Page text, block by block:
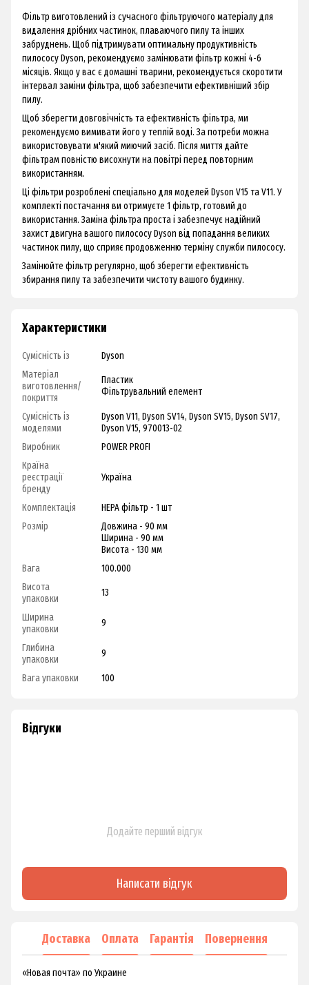
Фільтр виготовлений із сучасного фільтруючого матеріалу для
видалення дрібних частинок, плаваючого пилу та інших
забруднень. Щоб підтримувати оптимальну продуктивність
пилососу Dyson, рекомендуємо замінювати фільтр кожні 4-6
місяців. Якщо у вас є домашні тварини, рекомендується скоротити
інтервал заміни фільтра, щоб забезпечити ефективніший збір
пилу.
Щоб зберегти довговічність та ефективність фільтра, ми
рекомендуємо вимивати його у теплій воді. За потреби можна
використовувати м'який миючий засіб. Після миття дайте
фільтрам повністю висохнути на повітрі перед повторним
використанням.
Ці фільтри розроблені спеціально для моделей Dyson V15 та V11. У
комплекті постачання ви отримуєте 1 фільтр, готовий до
використання. Заміна фільтра проста і забезпечує надійний
захист двигуна вашого пилососу Dyson від попадання великих
частинок пилу, що сприяє продовженню терміну служби пилососу.
Замінюйте фільтр регулярно, щоб зберегти ефективність
збирання пилу та забезпечити чистоту вашого будинку.
Характеристики
Сумісність із
Dyson
Матеріал
виготовлення/
покриття
Пластик
Фільтрувальний елемент
Сумісність із
моделями
Dyson V11, Dyson SV14, Dyson SV15, Dyson SV17,
Dyson V15, 970013-02
Виробник
POWER PROFI
Країна
реєстрації
бренду
Україна
Комплектація
HEPA фільтр - 1 шт
Розмір
Довжина - 90 мм
Ширина - 90 мм
Висота - 130 мм
Вага
100.000
Висота
упаковки
13
Ширина
упаковки
9
Глибина
упаковки
9
Вага упаковки 100
Відгуки
Додайте перший відгук
Написати відгук
Доставка Оплата Гарантія Повернення
«Новая почта» по Украине